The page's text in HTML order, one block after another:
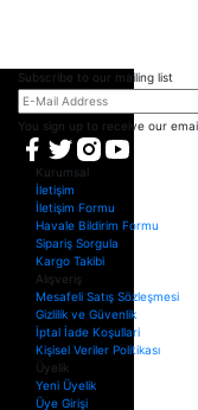
Subscribe to our mailing list
You sign up to receive our
Kurumsal
İletişim
İletişim Formu
Havale Bildirim Formu
Sipariş Sorgula
Kargo Takibi
Alışveriş
Mesafeli Satış Sözleşmesi
Gizlilik ve Güvenlik
İptal İade Koşullari
Kişisel Veriler Politikası
Üyelik
Yeni Üyelik
Üye Girişi